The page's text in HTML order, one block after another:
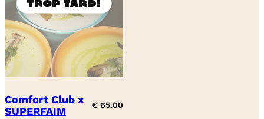
Comfort Club x
SUPERFAIM
€ 65,00